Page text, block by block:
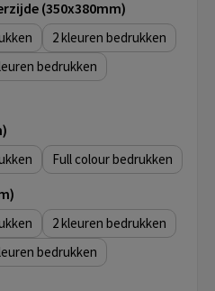
(350x380mm)
2
Full colour
2